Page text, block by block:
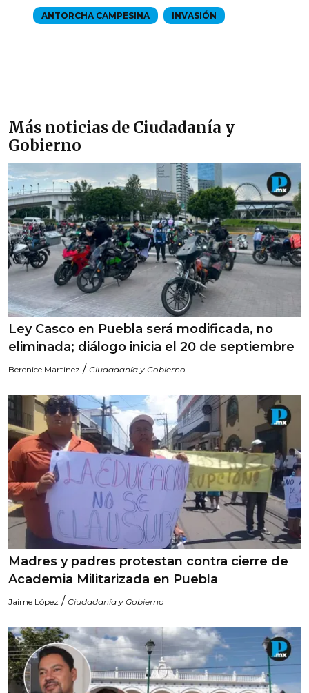
ANTORCHA CAMPESINA INVASIÓN
Más noticias de Ciudadanía y
Gobierno
Ley Casco en Puebla será modificada, no
eliminada; diálogo inicia el 20 de septiembre
Berenice Martinez / Ciudadanía y Gobierno
Madres y padres protestan contra cierre de
Academia Militarizada en Puebla
Jaime López / Ciudadanía y Gobierno